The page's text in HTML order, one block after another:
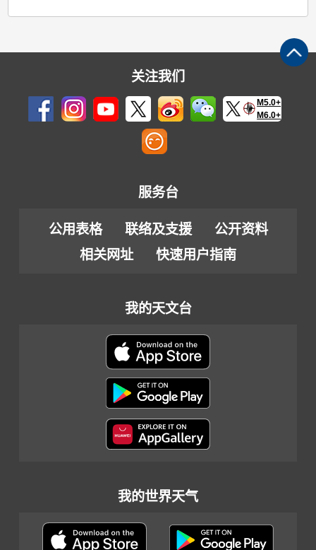
关注我们
M5.0+
M6.0+
服务台
公用表格 联络及支援
公开资料
相关网址
快速用户指南
我的天文台
我的世界天气